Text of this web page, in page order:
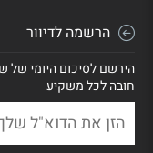
הרשמה לדיוור
הירשם לסיכום היומי של
חובה לכל משקיע